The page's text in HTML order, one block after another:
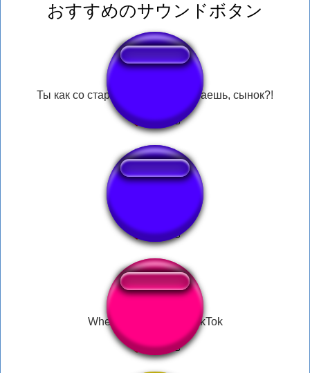
おすすめのサウンドボタン
Ты как со старшими разговариваешь, сынок?!
When your watching TikTok